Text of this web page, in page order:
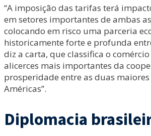
“A imposição das tarifas terá
em setores importantes de ambas
colocando em risco uma parceria
historicamente forte e profunda
diz a carta, que classifica o
alicerces mais importantes da
prosperidade entre as duas
Américas”.
Diplomacia